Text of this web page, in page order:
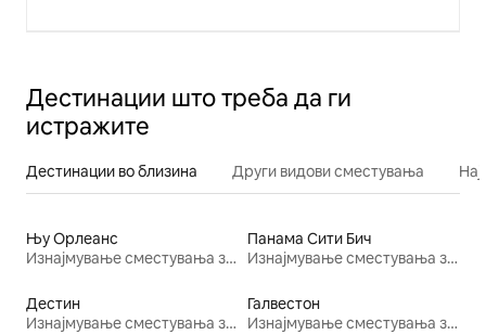
Дестинации што треба да ги
истражите
Дестинации во близина Други видови сместувања
Њу Орлеанс
Изнајмување сместувања за одмор
Панама Сити Бич
Изнајмување сместувања за одмор
Дестин
Изнајмување сместувања за одмор
Галвестон
Изнајмување сместувања за одмор